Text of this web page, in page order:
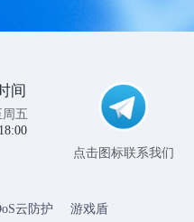
间
周五
点击图标联系我们
云防护 游戏盾